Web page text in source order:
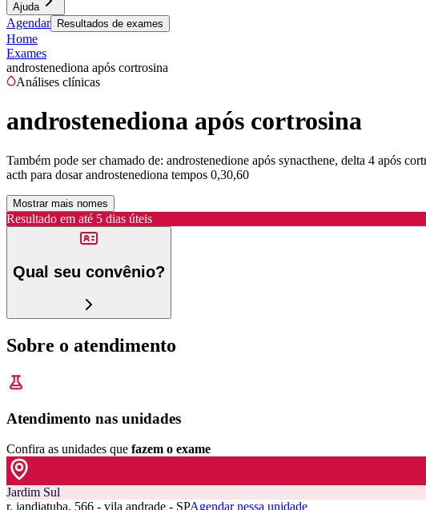
Ajuda
Agendar Resultados de exames
Home
Exames
androstenediona após cortrosina
Análises clínicas
androstenediona após cortrosina
Também pode ser chamado de: androstenedione após synacthene, delta 4 após
acth para dosar androstenediona tempos 0,30,60
Mostrar mais nomes
Resultado em até 5 dias úteis
Qual seu convênio?
Sobre o atendimento
Atendimento nas unidades
Confira as unidades que fazem o exame
Jardim Sul
r. jandiatuba, 566 - vila andrade - SPAgendar nessa unidade